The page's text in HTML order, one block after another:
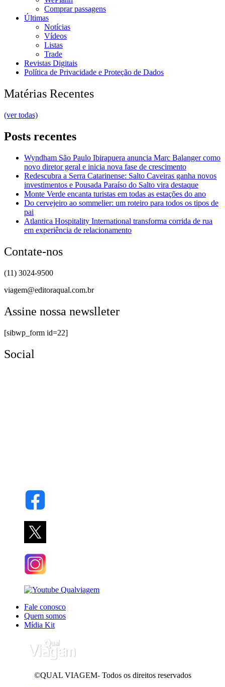
Comprar passagens
Últimas
Notícias
Vídeos
Listas
Trade
Revistas Digitais
Política de Privacidade e Proteção de Dados
Matérias Recentes
(ver todas)
Posts recentes
Wyndham São Paulo Ibirapuera anuncia Marc Balanger como
novo diretor geral e inicia nova fase de crescimento
Redescubra a Serra Catarinense: Salto Caveiras ganha novos
investimentos e Pousada Paraíso do Salto vira destaque
Monte Verde encanta turistas em todas as estações do ano
Do cervejeiro ao sommelier: um roteiro para todos os tipos de
pai
Atlantica Hospitality International transforma corrida de rua
em experiência de relacionamento
Contate-nos
(11) 3024-9500
viagem@editoraqual.com.br
Assine nossa newslleter
[sibwp_form id=22]
Social
Fale conosco
Quem somos
Mídia Kit
©QUAL VIAGEM- Todos os direitos reservados